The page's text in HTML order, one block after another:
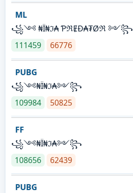
ML
꧁༺ ₦Ї₦ℑ₳ ƤℜɆĐ₳₮Øℜ ༻꧂
111459
66776
PUBG
꧁༺₦Ї₦ℑ₳༻꧂
109984
50825
FF
꧁༺₦Ї₦ℑ₳༻꧂
108656
62439
PUBG